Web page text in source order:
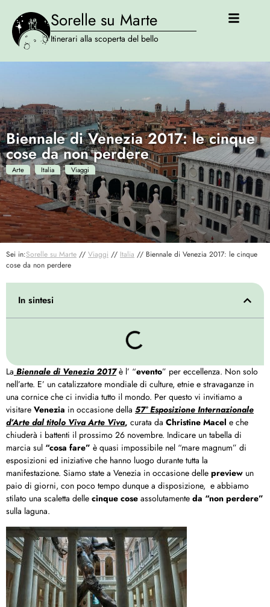
Sorelle su Marte
Itinerari alla scoperta del bello
Biennale di Venezia 2017: le cinque
cose da non perdere
Arte Italia Viaggi
Sei in:Sorelle su Marte // Viaggi // Italia // Biennale di Venezia 2017: le cinque
cose da non perdere
La Biennale di Venezia 2017è l’ “evento” per eccellenza. Non solo
nell’arte. E’ un catalizzatore mondiale di culture, etnie e stravaganze in
una cornice che ci invidia tutto il mondo. Per questo vi invitiamo a
visitare Venezia in occasione della 57° Esposizione Internazionale
d’Arte dal titolo Viva Arte Viva, curata da Christine Macel e che
chiuderà i battenti il prossimo 26 novembre. Indicare un tabella di
marcia sul “cosa fare” è quasi impossibile nel “mare magnum” di
esposizioni ed iniziative che hanno luogo durante tutta la
manifestazione. Siamo state a Venezia in occasione delle preview un
paio di giorni, con poco tempo dunque a disposizione, e abbiamo
stilato una scaletta delle cinque cose assolutamente da “non perdere”
sulla laguna.
In sintesi